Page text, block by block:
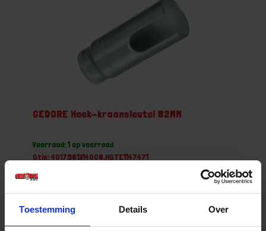
Toestemming Details Over
GEDORE Hoek-kraansleutel 82MM
Voorraad: 1 op voorraad
Gtin: 4017981314008,HGTE1147471
€ 40,70 incl. BTW
Prijs per 1 Stuk
- +